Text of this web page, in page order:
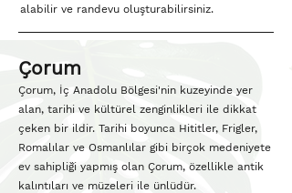
alabilir ve randevu oluşturabilirsiniz.
Çorum
Çorum, İç Anadolu Bölgesi'nin kuzeyinde yer
alan, tarihi ve kültürel zenginlikleri ile dikkat
çeken bir ildir. Tarihi boyunca Hititler, Frigler,
Romalılar ve Osmanlılar gibi birçok medeniyete
ev sahipliği yapmış olan Çorum, özellikle antik
kalıntıları ve müzeleri ile ünlüdür.